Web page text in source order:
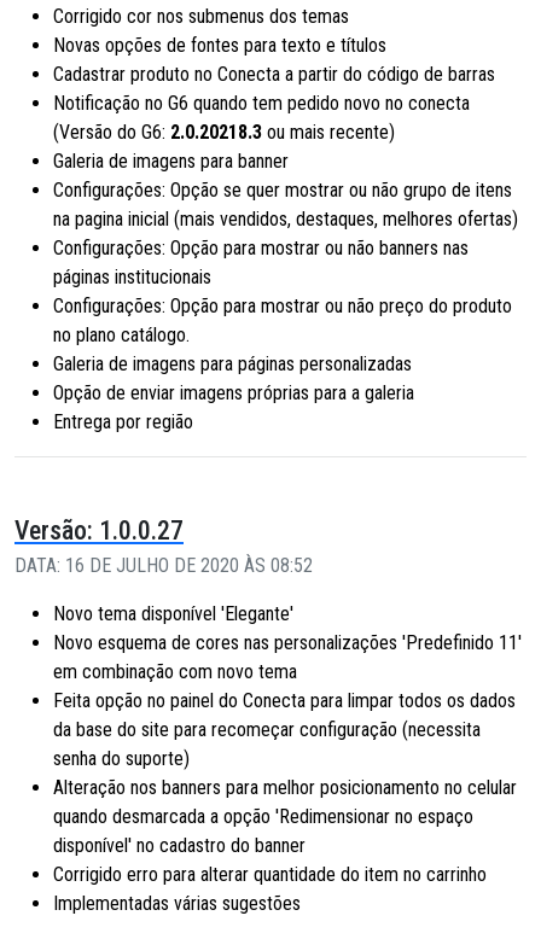
Corrigido cor nos submenus dos temas
Novas opções de fontes para texto e títulos
Cadastrar produto no Conecta a partir do código de barras
Notificação no G6 quando tem pedido novo no conecta
(Versão do G6: 2.0.20218.3 ou mais recente)
Galeria de imagens para banner
Configurações: Opção se quer mostrar ou não grupo de itens
na pagina inicial (mais vendidos, destaques, melhores ofertas)
Configurações: Opção para mostrar ou não banners nas
páginas institucionais
Configurações: Opção para mostrar ou não preço do produto
no plano catálogo.
Galeria de imagens para páginas personalizadas
Opção de enviar imagens próprias para a galeria
Entrega por região
Versão: 1.0.0.27
DATA: 16 DE JULHO DE 2020 ÀS 08:52
Novo tema disponível 'Elegante'
Novo esquema de cores nas personalizações 'Predefinido 11'
em combinação com novo tema
Feita opção no painel do Conecta para limpar todos os dados
da base do site para recomeçar configuração (necessita
senha do suporte)
Alteração nos banners para melhor posicionamento no celular
quando desmarcada a opção 'Redimensionar no espaço
disponível' no cadastro do banner
Corrigido erro para alterar quantidade do item no carrinho
Implementadas várias sugestões